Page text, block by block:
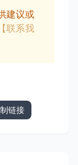
建议或
【联系我
链接